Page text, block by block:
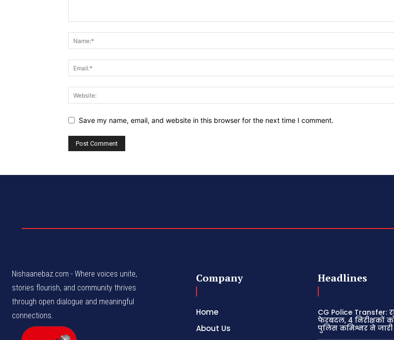
Save my name, email, and website in this browser for the next time I comment.
Nishaanebaz.com - Where voices unite,
stories flourish, and community thrives
through open dialogue and meaningful
connections.
Company
Home
About Us
Headlines
CG Police Transfer:
फेरबदल, 4 निरीक्षकों
पुलिस कमिश्नर ने